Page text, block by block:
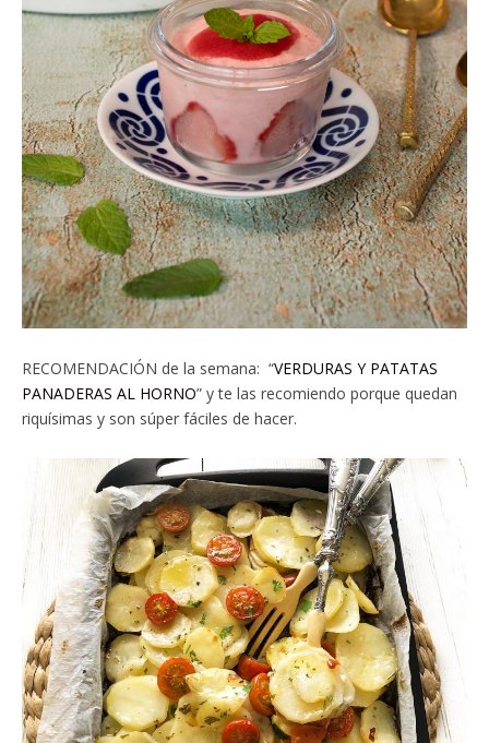
RECOMENDACIÓN de la semana: “VERDURAS Y PATATAS
PANADERAS AL HORNO” y te las recomiendo porque quedan
riquísimas y son súper fáciles de hacer.